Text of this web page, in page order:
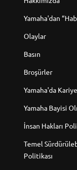
Yamaha'dan
Olaylar
Basın
Broşürler
Yamaha'da
Yamaha Bayisi
İnsan Hakları
Temel
Politikası